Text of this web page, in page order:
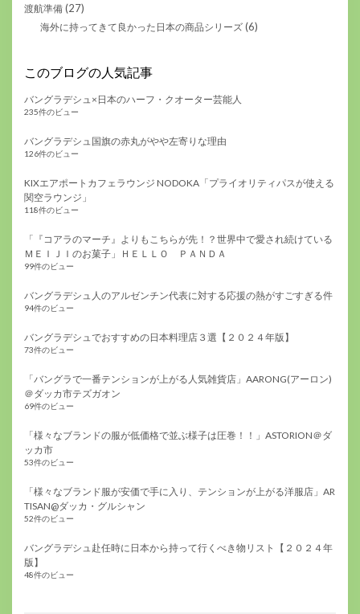
渡航準備 (27)
海外に持ってきて良かった日本の商品シリーズ (6)
このブログの人気記事
バングラデシュ×日本のハーフ・クオーター芸能人
235件のビュー
バングラデシュ国旗の赤丸がやや左寄りな理由
126件のビュー
KIXエアポートカフェラウンジ NODOKA「プライオリティパスが使える
関空ラウンジ」
118件のビュー
「『コアラのマーチ』よりもこちらが先！？世界中で愛され続けている
ＭＥＩＪＩのお菓子」ＨＥＬＬＯ ＰＡＮＤＡ
99件のビュー
バングラデシュ人のアルゼンチン代表に対する応援の熱がすごすぎる件
94件のビュー
バングラデシュでおすすめの日本料理店３選【２０２４年版】
73件のビュー
「バングラで一番テンションが上がる人気雑貨店」AARONG(アーロン)
＠ダッカ市テズガオン
69件のビュー
「様々なブランドの服が低価格で並ぶ様子は圧巻！！」ASTORION＠ダ
ッカ市
53件のビュー
「様々なブランド服が安価で手に入り、テンションが上がる洋服店」AR
TISAN@ダッカ・グルシャン
52件のビュー
バングラデシュ赴任時に日本から持って行くべき物リスト【２０２４年
版】
48件のビュー